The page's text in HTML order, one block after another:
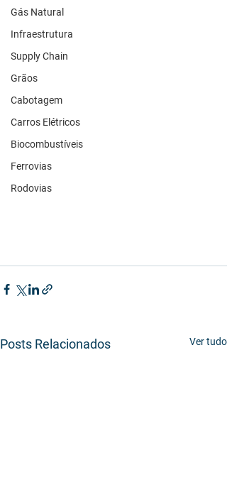
Gás Natural
Infraestrutura
Supply Chain
Grãos
Cabotagem
Carros Elétricos
Biocombustíveis
Ferrovias
Rodovias
Posts Relacionados Ver tudo